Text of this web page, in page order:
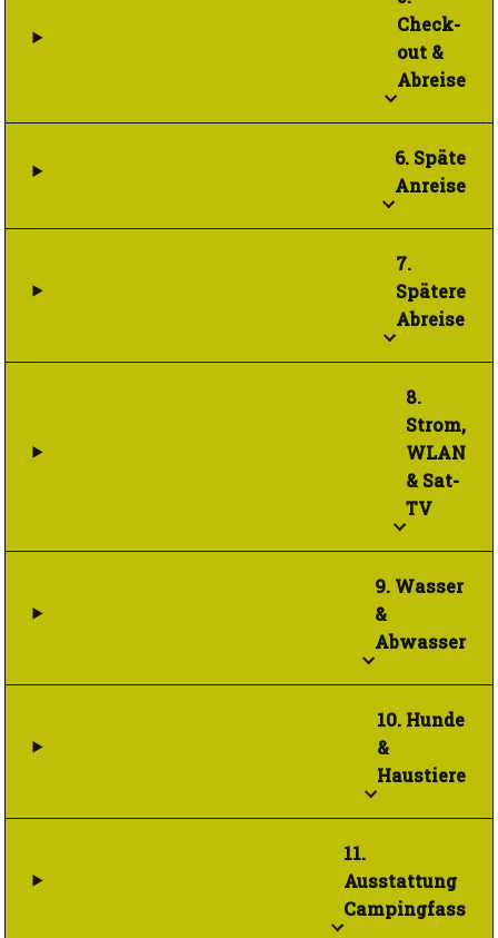
Check-
out &
Abreise
6. Späte
Anreise
7.
Spätere
Abreise
8.
Strom,
WLAN
& Sat-
TV
9. Wasser
&
Abwasser
10. Hunde
&
Haustiere
11.
Ausstattung
Campingfass